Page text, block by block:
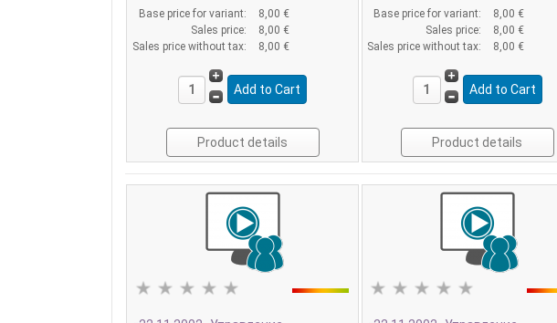
Base price for variant:
8,00 €
Sales price:
8,00 €
Sales price without tax:
8,00 €
Product details
Base price for variant:
8,00 €
Sales price:
8,00 €
Sales price without tax:
8,00 €
Product details